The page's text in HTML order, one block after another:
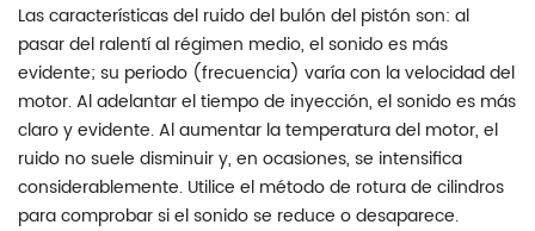
Las características del ruido del bulón del pistón son: al
pasar del ralentí al régimen medio, el sonido es más
evidente; su periodo (frecuencia) varía con la velocidad del
motor. Al adelantar el tiempo de inyección, el sonido es más
claro y evidente. Al aumentar la temperatura del motor, el
ruido no suele disminuir y, en ocasiones, se intensifica
considerablemente. Utilice el método de rotura de cilindros
para comprobar si el sonido se reduce o desaparece.